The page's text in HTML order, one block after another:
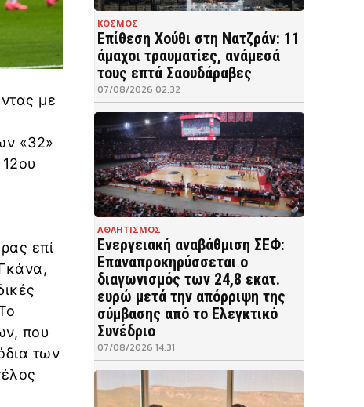
με
«32»
επί
που
των
ΚΟΣΜΟΣ
Επίθεση Χούθι στη Νατζράν: 11
άμαχοι τραυματίες, ανάμεσά
τους επτά Σαουδάραβες
07/08/2026 02:32
ΑΘΛΗΤΙΣΜΟΣ
Ενεργειακή αναβάθμιση ΣΕΦ:
Επαναπροκηρύσσεται ο
διαγωνισμός των 24,8 εκατ.
ευρώ μετά την απόρριψη της
σύμβασης από το Ελεγκτικό
Συνέδριο
07/08/2026 14:31